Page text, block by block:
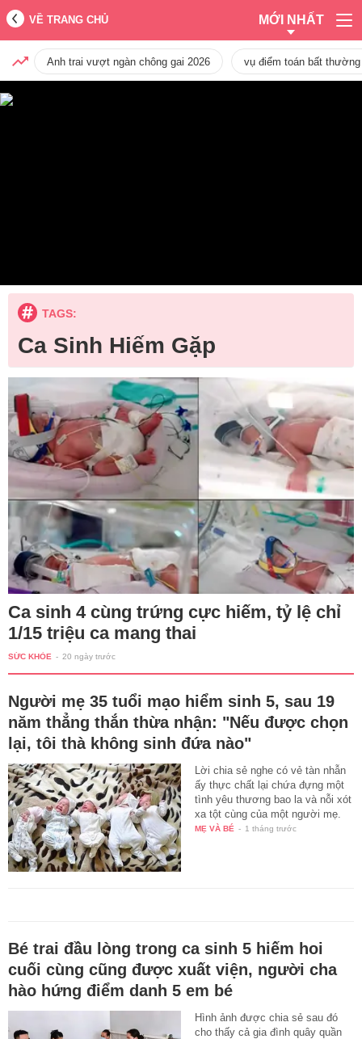
VỀ TRANG CHỦ MỚI NHẤT
Anh trai vượt ngàn chông gai 2026 vụ điểm toán bất
TAGS:
Ca Sinh Hiếm Gặp
Ca sinh 4 cùng trứng cực hiếm, tỷ lệ chỉ
1/15 triệu ca mang thai
SỨC KHỎE - 20 ngày trước
Người mẹ 35 tuổi mạo hiểm sinh 5, sau 19
năm thẳng thắn thừa nhận: "Nếu được chọn
lại, tôi thà không sinh đứa nào"
Lời chia sẻ nghe có vẻ tàn nhẫn
ấy thực chất lại chứa đựng một
tình yêu thương bao la và nỗi xót
xa tột cùng của một người mẹ.
MẸ VÀ BÉ - 1 tháng trước
Bé trai đầu lòng trong ca sinh 5 hiếm hoi
cuối cùng cũng được xuất viện, người cha
hào hứng điểm danh 5 em bé
Hình ảnh được chia sẻ sau đó
cho thấy cả gia đình quây quần